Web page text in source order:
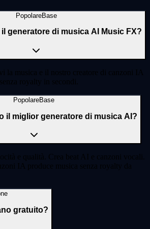
PopolareBase
generatore di musica AI Music FX?
la musica e il nostro creatore di canzoni IA
royalty in secondi.
PopolareBase
il miglior generatore di musica AI?
e qualità. Crea beat AI e canzoni vocali.
IA produce musica senza royalty da
gratuito?